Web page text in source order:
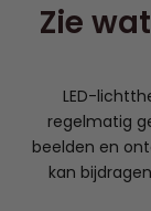
Zie
LED-
regelmatig
beelden en
kan